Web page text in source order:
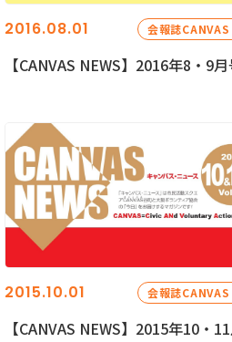
2016.08.01 会報誌CANVAS
【CANVAS NEWS】2016年8・9
2015.10.01 会報誌CANVAS
【CANVAS NEWS】2015年10・